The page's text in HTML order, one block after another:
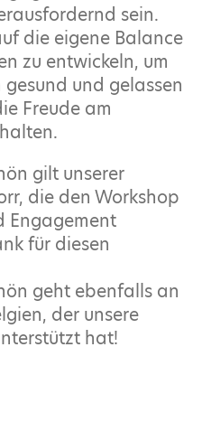
sein.
die eigene Balance
zu entwickeln, um
und gelassen
Freude am
gilt unserer
die den Workshop
Engagement
für diesen
geht ebenfalls an
der unsere
hat!